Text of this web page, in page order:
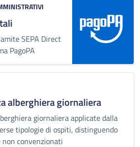
SEPA Direct
PagoPA
alberghiera giornaliera
giornaliera applicate dalla
tipologie di ospiti, distinguendo
convenzionati